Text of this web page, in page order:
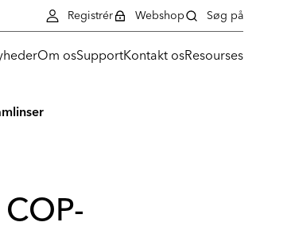
Om osSupportKontakt osResourses
Registrér Webshop Søg på